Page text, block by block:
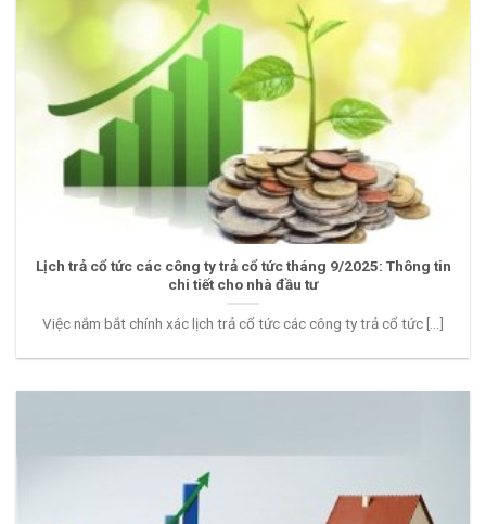
Lịch trả cổ tức các công ty trả cổ tức tháng 9/2025: Thông tin
chi tiết cho nhà đầu tư
Việc nắm bắt chính xác lịch trả cổ tức các công ty trả cổ tức [...]